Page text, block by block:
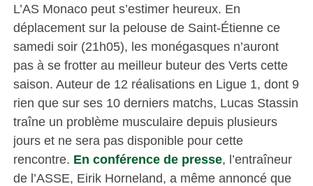
L’AS Monaco peut s’estimer heureux. En
déplacement sur la pelouse de Saint-Étienne ce
samedi soir (21h05), les monégasques n’auront
pas à se frotter au meilleur buteur des Verts cette
saison. Auteur de 12 réalisations en Ligue 1, dont 9
rien que sur ses 10 derniers matchs, Lucas Stassin
traîne un problème musculaire depuis plusieurs
jours et ne sera pas disponible pour cette
rencontre. En conférence de presse, l’entraîneur
de l’ASSE, Eirik Horneland, a même annoncé que